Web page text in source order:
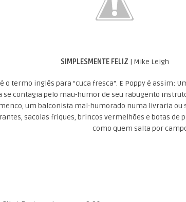
SIMPLESMENTE FELIZ | Mike Leigh
é o termo inglês para “cuca fresca”. E Poppy é
se contagia pelo mau-humor de seu rabugento
um balconista mal-humorado numa livraria ou
sacolas friques, brincos vermelhões e botas de
como quem salta por